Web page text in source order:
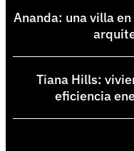
Ananda: una villa
Tiana Hills:
eficiencia